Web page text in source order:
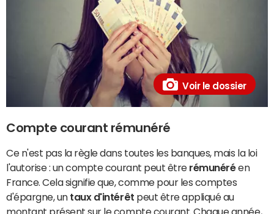
Voir le dossier
Compte courant rémunéré
Ce n'est pas la règle dans toutes les banques, mais la loi
l'autorise : un compte courant peut être rémunéréen
France. Cela signifie que, comme pour les comptes
d'épargne, un taux d'intérêt peut être appliqué au
montant présent sur le compte courant. Chaque année,